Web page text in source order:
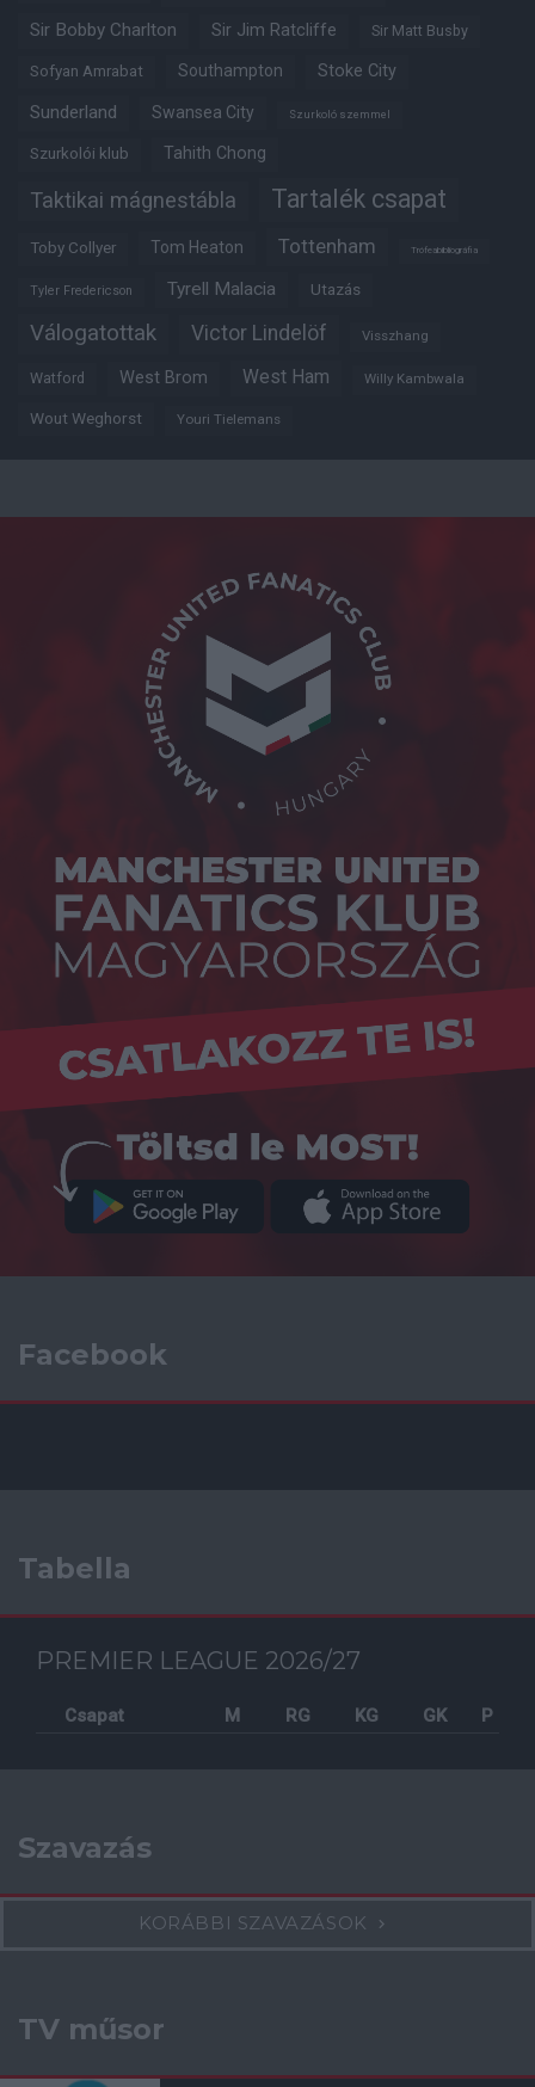
Sir Bobby Charlton Sir Jim Ratcliffe Sir Matt Busby
Sofyan Amrabat Southampton Stoke City
Sunderland Swansea City Szurkoló szemmel
Szurkolói klub Tahith Chong
Taktikai mágnestábla Tartalék csapat
Toby Collyer Tom Heaton Tottenham Trófeabibliográfia
Tyler Fredericson Tyrell Malacia Utazás
Válogatottak Victor Lindelöf Visszhang
Watford West Brom West Ham Willy Kambwala
Wout Weghorst Youri Tielemans
Facebook
Tabella
PREMIER LEAGUE 2026/27
Csapat M RG KG GK P
Szavazás
KORÁBBI SZAVAZÁSOK
TV műsor